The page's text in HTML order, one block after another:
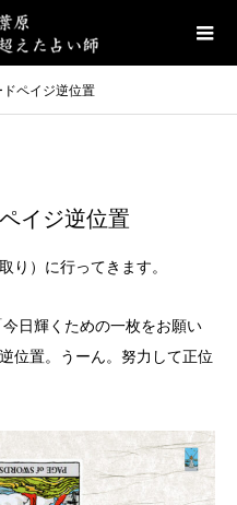
ペイジ逆位置
イジ逆位置
り）に行ってきます。
今日輝くための一枚をお願い
位置。うーん。努力して正位